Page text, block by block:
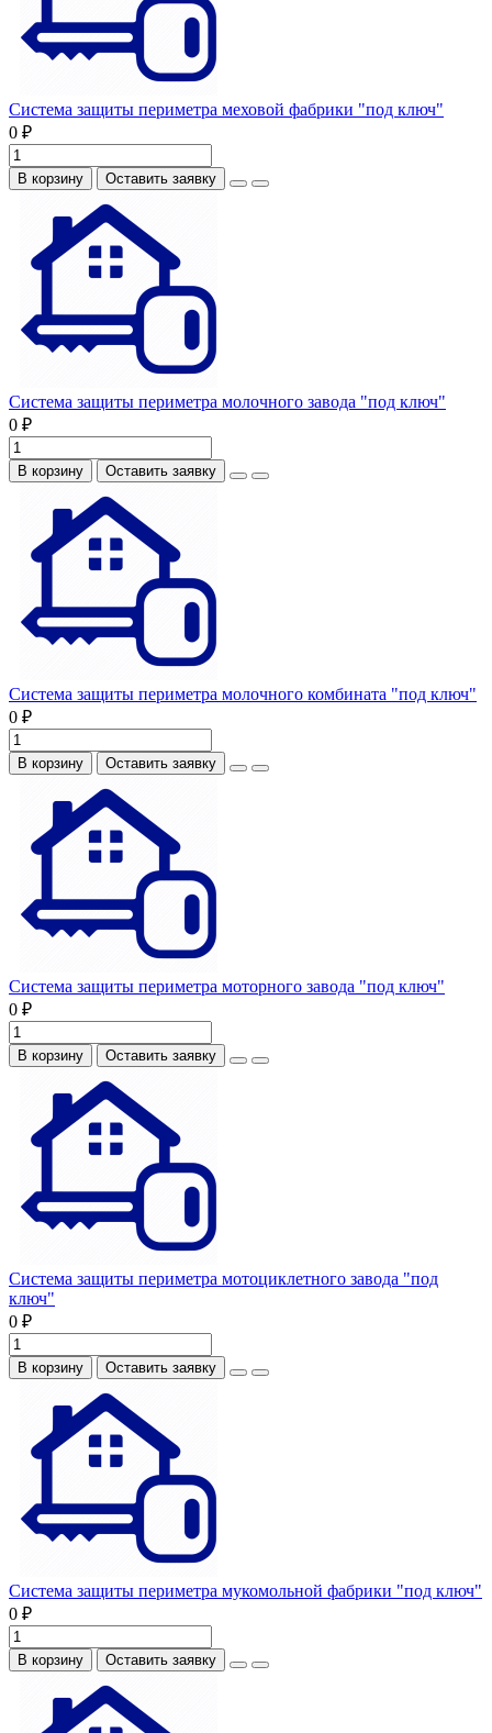
Система защиты периметра меховой фабрики "под ключ"
0 ₽
В корзину Оставить заявку
Система защиты периметра молочного завода "под ключ"
0 ₽
В корзину Оставить заявку
Система защиты периметра молочного комбината "под ключ"
0 ₽
В корзину Оставить заявку
Система защиты периметра моторного завода "под ключ"
0 ₽
В корзину Оставить заявку
Система защиты периметра мотоциклетного завода "под
ключ"
0 ₽
В корзину Оставить заявку
Система защиты периметра мукомольной фабрики "под ключ"
0 ₽
В корзину Оставить заявку